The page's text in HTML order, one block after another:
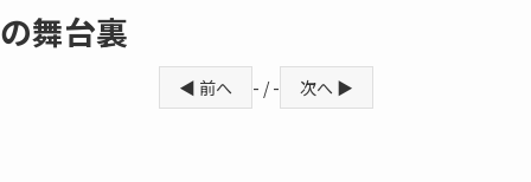
の舞台裏
◀ 前へ - / - 次へ ▶